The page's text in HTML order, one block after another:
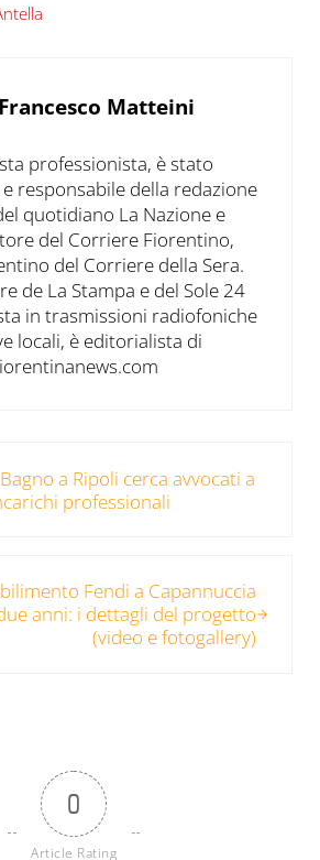
Francesco Matteini
professionista, è stato
responsabile della redazione
quotidiano La Nazione e
del Corriere Fiorentino,
del Corriere della Sera.
de La Stampa e del Sole 24
in trasmissioni radiofoniche
locali, è editorialista di
a Ripoli cerca avvocati a
professionali
Fendi a Capannuccia
anni: i dettagli del progetto
(video e fotogallery)
0
Article Rating